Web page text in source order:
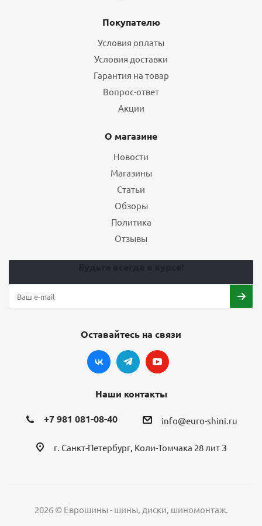
Покупателю
Условия оплаты
Условия доставки
Гарантия на товар
Вопрос-ответ
Акции
О магазине
Новости
Магазины
Статьи
Обзоры
Политика
Отзывы
Оставайтесь на связи
Наши контакты
+7 981 081-08-40 info@euro-shini.ru
г. Санкт-Петербург, Коли-Томчака 28 лит З
2026 © Еврошины - шины, диски, шиномонтаж.